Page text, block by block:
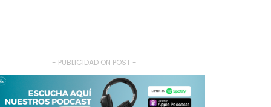
- PUBLICIDAD ON POST -